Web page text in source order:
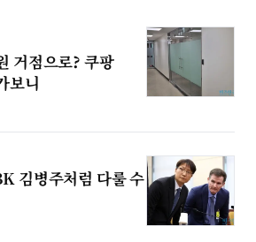
거점으로? 쿠팡
보니
김병주처럼 다룰 수